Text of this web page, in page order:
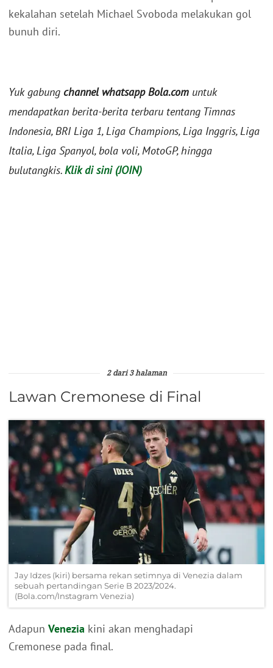
kekalahan setelah Michael Svoboda melakukan gol
bunuh diri.
Yuk gabung channel whatsapp Bola.com untuk
mendapatkan berita-berita terbaru tentang Timnas
Indonesia, BRI Liga 1, Liga Champions, Liga Inggris, Liga
Italia, Liga Spanyol, bola voli, MotoGP, hingga
bulutangkis.Klik di sini (JOIN)
2 dari 3 halaman
Lawan Cremonese di Final
Jay Idzes (kiri) bersama rekan setimnya di Venezia dalam
sebuah pertandingan Serie B 2023/2024.
(Bola.com/Instagram Venezia)
Adapun Venezia kini akan menghadapi
Cremonese pada final.